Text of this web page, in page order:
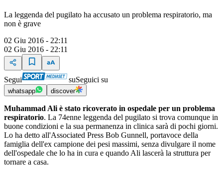
La leggenda del pugilato ha accusato un problema respiratorio, ma
non è grave
02 Giu 2016 - 22:11
02 Giu 2016 - 22:11
Segui suSeguici su
whatsapp discover
Muhammad Ali è stato ricoverato in ospedale per un problema
respiratorio. La 74enne leggenda del pugilato si trova comunque in
buone condizioni e la sua permanenza in clinica sarà di pochi giorni.
Lo ha detto all'Associated Press Bob Gunnell, portavoce della
famiglia dell'ex campione dei pesi massimi, senza divulgare il nome
dell'ospedale che lo ha in cura e quando Ali lascerà la struttura per
tornare a casa.